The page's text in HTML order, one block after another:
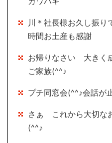
川＊社長様お久し振
時間お土産も感謝
お帰りなさい 大きく
ご家族(^^♪
プチ同窓会(^^♪会話が
さぁ これから大切な
(^^♪